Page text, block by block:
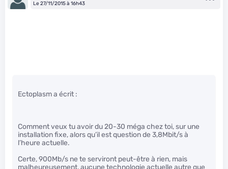
Le 27/11/2015 à 16h43
Ectoplasm a écrit :
Comment veux tu avoir du 20-30 méga chez toi, sur une
installation fixe, alors qu’il est question de 3,8Mbit/s à
l’heure actuelle.
Certe, 900Mb/s ne te serviront peut-être à rien, mais